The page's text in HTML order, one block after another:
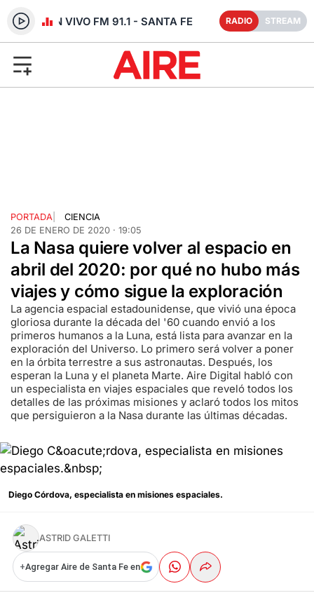
RADIO EN VIVO FM 91.1 - SANTA FE RADIO STREAM
PORTADA
CIENCIA
26 DE ENERO DE 2020 · 19:05
La Nasa quiere volver al espacio en
abril del 2020: por qué no hubo más
viajes y cómo sigue la exploración
La agencia espacial estadounidense, que vivió una época
gloriosa durante la década del '60 cuando envió a los
primeros humanos a la Luna, está lista para avanzar en la
exploración del Universo. Lo primero será volver a poner
en la órbita terrestre a sus astronautas. Después, los
esperan la Luna y el planeta Marte. Aire Digital habló con
un especialista en viajes espaciales que reveló todos los
detalles de las próximas misiones y aclaró todos los mitos
que persiguieron a la Nasa durante las últimas décadas.
Diego Córdova, especialista en misiones espaciales.
ASTRID GALETTI
+Agregar Aire de Santa Fe en